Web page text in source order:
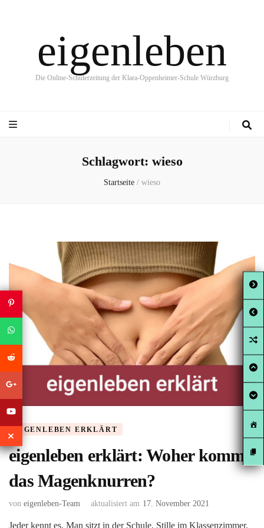
eigenleben
Die Online-Schülerzeitung der Klara-Oppenheimer-Schule Würzburg
Schlagwort: wieso
Startseite / wieso
EIGENLEBEN ERKLÄRT
eigenleben erklärt: Woher kommt
das Magenknurren?
von eigenleben-Team aktualisiert am 17. November 2021
Jeder kennt es. Man sitzt in der Schule. Stille im Klassenzimmer.